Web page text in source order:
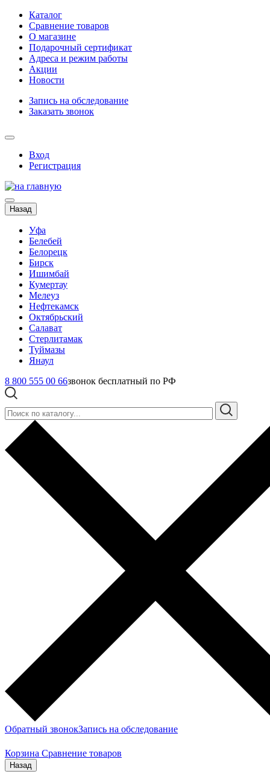
Каталог
Сравнение товаров
О магазине
Подарочный сертификат
Адреса и режим работы
Акции
Новости
Запись на обследование
Заказать звонок
Вход
Регистрация
Назад
Уфа
Белебей
Белорецк
Бирск
Ишимбай
Кумертау
Мелеуз
Нефтекамск
Октябрьский
Салават
Стерлитамак
Туймазы
Янаул
8 800 555 00 66звонок бесплатный по РФ
Обратный звонокЗапись на обследование
Корзина Сравнение товаров
Назад